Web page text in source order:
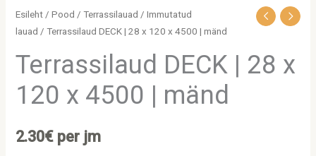
Esileht /Pood /Terrassilauad /Immutatud
lauad / Terrassilaud DECK | 28 x 120 x 4500 | mänd
Terrassilaud DECK | 28 x
120 x 4500 | mänd
2.30€ per jm
mänd
kogus